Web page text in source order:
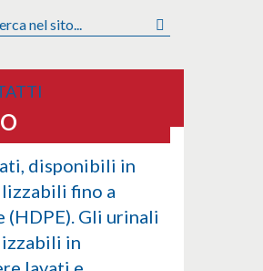
disponibili in
fino a
(HDPE). Gli urinali
in